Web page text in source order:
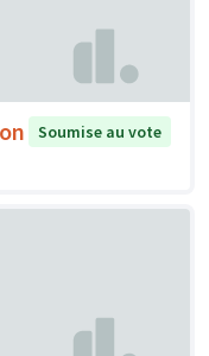
Soumise au vote